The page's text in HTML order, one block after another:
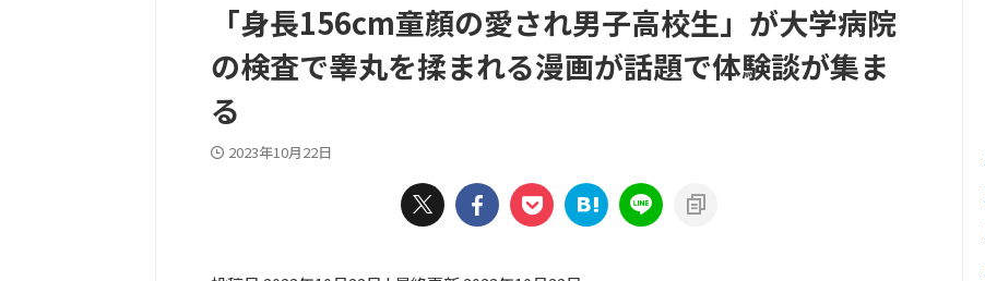
「身長156cm童顔の愛され男子高校生」が大学病院
の検査で睾丸を揉まれる漫画が話題で体験談が集ま
る
2023年10月22日